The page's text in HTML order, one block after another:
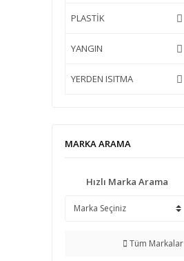
PLASTİK
YANGIN
YERDEN ISITMA
MARKA ARAMA
Hızlı Marka Arama
Tüm Markalar